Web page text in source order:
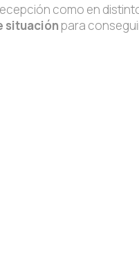
como en
situación para